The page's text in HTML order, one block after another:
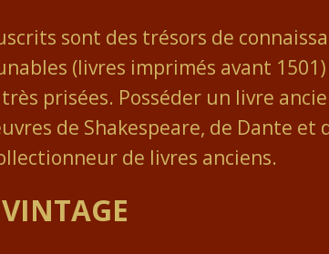
sont des trésors de
(livres imprimés avant
prisées. Posséder un livre
de Shakespeare, de Dante et
de livres anciens.